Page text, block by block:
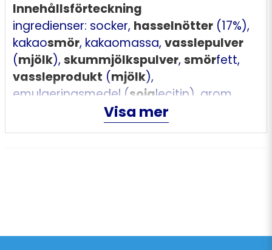
Innehållsförteckning
ingredienser: socker, hasselnötter (17%),
kakaosmör, kakaomassa, vasslepulver
(mjölk), skummjölkspulver, smörfett,
vassleprodukt (mjölk),
emulgeringsmedel (sojalecitin), arom.
minst 30% kakao. kan innehålla andra
vete
Visa mer